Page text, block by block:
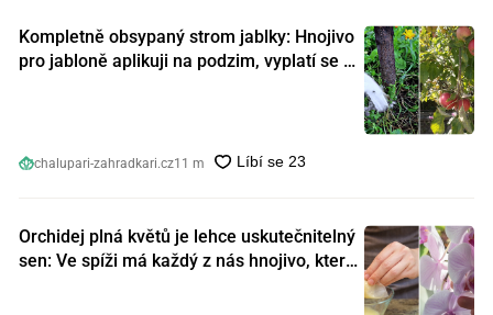
Kompletně obsypaný strom jablky: Hnojivo
pro jabloně aplikuji na podzim, vyplatí se s
chalupari-zahradkari.cz11 m
Orchidej plná květů je lehce uskutečnitelný
sen: Ve spíži má každý z nás hnojivo, které